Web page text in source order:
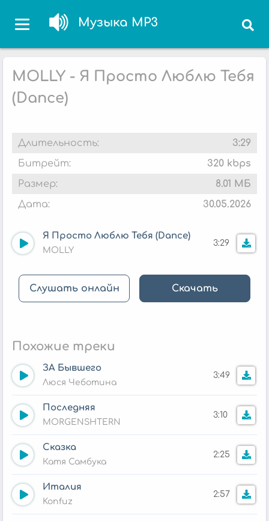
Музыка MP3
MOLLY - Я Просто Люблю Тебя
(Dance)
Длительность:
3:29
Битрейт:
320 kbps
Размер:
8.01 МБ
Дата:
30.05.2026
Я Просто Люблю Тебя (Dance)
MOLLY
3:29
Слушать онлайн Скачать
Похожие треки
ЗА Бывшего
Люся Чеботина
3:49
Последняя
MORGENSHTERN
3:10
Сказка
Катя Самбука
2:25
Италия
Konfuz
2:57